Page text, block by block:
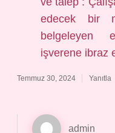
edecek bir
belgeleyen
işverene ibraz
Temmuz 30, 2024 Yanıtla
admin